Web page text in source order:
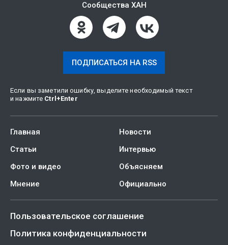
Сообщества ХАН
ПОДПИСАТЬСЯ НА RSS
Если вы заметили ошибку, выделите необходимый текст
и нажмите Ctrl +Enter
Главная
Новости
Статьи
Интервью
Фото и видео
Объясняем
Мнение
Официально
Пользовательское соглашение
Политика конфиденциальности